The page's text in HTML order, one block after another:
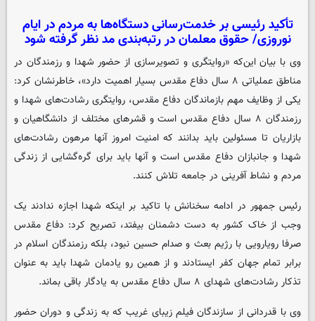
تأکید رئیسی بر خدمت‌رسانی دستگاه‌ها به مردم در ایام
نوروزی/ حقوق معلمان در رتبه‌بندی مد نظر گرفته شود
وی با بیان این‌که «روایتگری و تصویرسازی از حضور شهدا و رزمندگان در
مناطق عملیاتی ۸ سال دفاع مقدس بسیار اهمیت دارد»، خاطرنشان کرد:
یکی از وظایف مهم بازماندگان دفاع مقدس، روایتگری رشادت‌های شهدا و
رزمندگان ۸ سال دفاع مقدس است و قشرهای مختلف از دانشگاهیان و
بازاریان تا مسئولین باید بدانند که امنیت امروز آنها مرهون رشادت‌های
شهدا و جانبازان دفاع مقدس است و آنها باید برای گره‌گشایی از زندگی
مردم و نشاط آفرینی در جامعه تلاش کنند.
رئیس جمهور در ادامه سخنانش با تاکید بر اینکه شهدا اجازه ندادند یک
وجب از خاک کشور به دست دشمنان بیفتد، تصریح کرد: دفاع مقدس
صرفا رویارویی با رژیم بعث و صدام حسین نبود، بلکه رزمندگان اسلام در
برابر تمام جهان کفر ایستادند و از همین رو یادمان شهدا باید به عنوان
تذکار رشادت‌های شهدای ۸ سال دفاع مقدس به یادگار باقی بماند.
وی با قدردانی از سازندگان فیلم زیبای غریب که به زندگی و دوران حضور